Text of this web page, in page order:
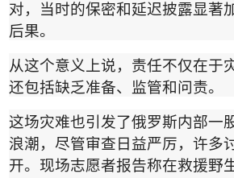
对，当时的保密和延迟披露显著
后果。
从这个意义上说，责任不仅在于
还包括缺乏准备、监管和问责。
这场灾难也引发了俄罗斯内部一
浪潮，尽管审查日益严厉，许多
开。现场志愿者报告称在救援野